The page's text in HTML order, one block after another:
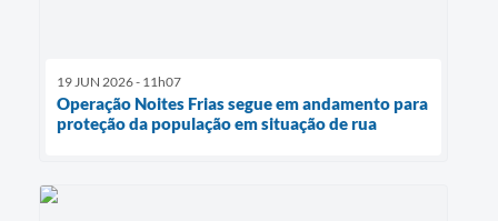
19 JUN 2026 - 11h07
Operação Noites Frias segue em andamento para
proteção da população em situação de rua